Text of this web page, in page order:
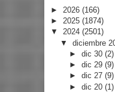
► 2026 (166)
► 2025 (1874)
▼ 2024 (2501)
▼ diciembre
►dic 30(2)
►dic 29(9)
►dic 27(9)
►dic 20(1)